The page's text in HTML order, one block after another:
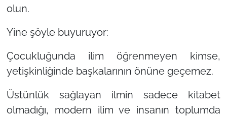
olun.
Yine şöyle buyuruyor:
Çocukluğunda ilim öğrenmeyen kimse,
yetişkinliğinde başkalarının önüne geçemez.
Üstünlük sağlayan ilmin sadece kitabet
olmadığı, modern ilim ve insanın toplumda